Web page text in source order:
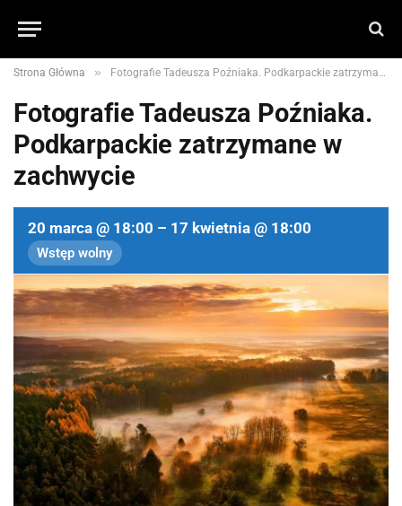
Strona Główna » Fotografie Tadeusza Poźniaka. Podkarpackie zatrzymane w zachwycie
Fotografie Tadeusza Poźniaka.
Podkarpackie zatrzymane w
zachwycie
20 marca @ 18:00 – 17 kwietnia @ 18:00
Wstęp wolny